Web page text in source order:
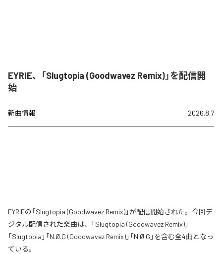
EYRIE、「Slugtopia (Goodwavez Remix)」を配信開
始
新曲情報 2026.8.7
EYRIEの「Slugtopia (Goodwavez Remix)」が配信開始された。今回デ
ジタル配信された楽曲は、「Slugtopia (Goodwavez Remix)」
「Slugtopia」「N.Ø.G (Goodwavez Remix)」「N.Ø.G」を含む全4曲となっ
ている。